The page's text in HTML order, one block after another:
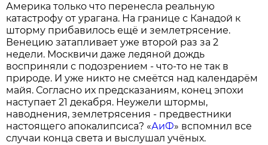
Америка только что перенесла реальную
катастрофу от урагана. На границе с Канадой к
шторму прибавилось ещё и землетрясение.
Венецию затапливает уже второй раз за 2
недели. Москвичи даже ледяной дождь
восприняли с подозрением - что-то не так в
природе. И уже никто не смеётся над календарём
майя. Согласно их предсказаниям, конец эпохи
наступает 21 декабря. Неужели штормы,
наводнения, землетрясения - предвестники
настоящего апокалипсиса? «АиФ» вспомнил все
случаи конца света и выслушал учёных.